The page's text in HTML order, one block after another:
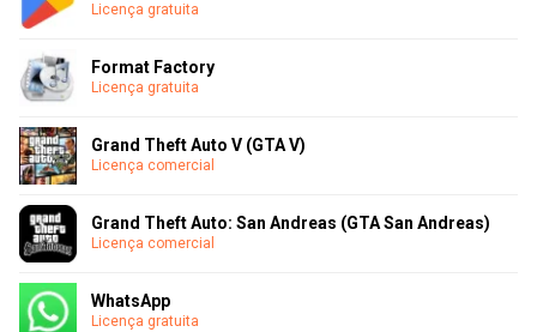
Licença gratuita
Format Factory
Licença gratuita
Grand Theft Auto V (GTA V)
Licença comercial
Grand Theft Auto: San Andreas (GTA San Andreas)
Licença comercial
WhatsApp
Licença gratuita